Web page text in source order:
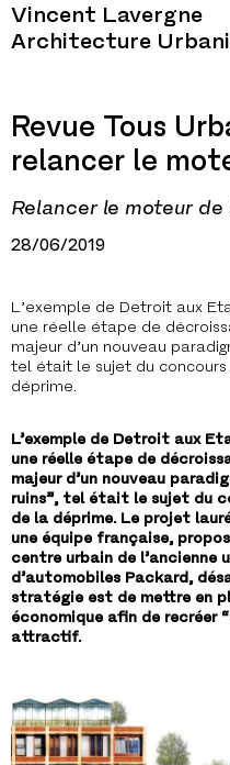
Vincent Lavergne
Architecture
Revue Tous
relancer le
Relancer le moteur de
28/06/2019
L’exemple de Detroit aux
une réelle étape de
majeur d’un nouveau
tel était le sujet du
déprime.
L’exemple de Detroit aux
une réelle étape de
majeur d’un nouveau
ruins”, tel était le sujet du
de la déprime. Le projet
une équipe française,
centre urbain de l’ancienne
d’automobiles Packard,
stratégie est de mettre en
économique afin de recréer
attractif.